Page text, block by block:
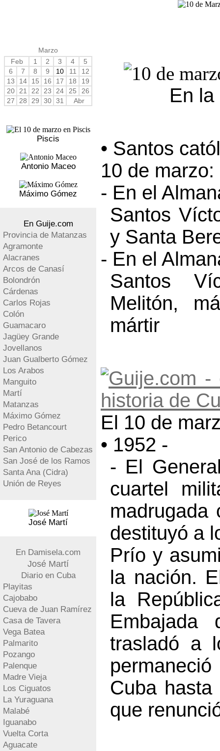
Marzo
Feb
1 2 3 4
5
6
7 8 9 10 11
12
13
14 15 16 17 18
19
20
21 22 23 24 25
26
27
28 29 30 31 Abr
Piscis
Antonio Maceo
Máximo Gómez
En Guije.com
Provincia de Matanzas
Agramonte
Alacranes
Arcos de Canasí
Bolondrón
Cárdenas
Carlos Rojas
Colón
Guamacaro
Jagüey Grande
Jovellanos
Juan Gualberto Gómez
Los Arabos
Manguito
Martí
Matanzas
Máximo Gómez
Pedro Betancourt
Perico
San Antonio de Cabezas
San José de los Ramos
Santa Ana (Cidra)
Unión de Reyes
José Martí
En Damisela.com
José Martí
Diario en Cuba
Playitas
Cajobabo
Cueva de Juan Ramírez
Casa de Tavera
Vega Batea
Palmarito
Pozango
Palenque
Madre Vieja
Los Ciguatos
La Yuraguana
Malabé
Iguanabo
Vuelta Corta
Aguacate
En
• Santos
10 de marzo:
- En el
Santos
y Santa
- En el
Santos
Melitón,
mártir
El 10 de
• 1952 -
- El
cuartel
madrugada
destituyó a
Prío y
la nación.
la
trasladó a
Cuba
que